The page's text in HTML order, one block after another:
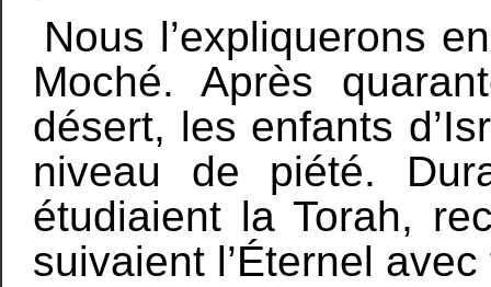
Nous l’expliquerons
Moché. Après
désert, les enfants
niveau de piété.
étudiaient la Torah,
suivaient l’Éternel